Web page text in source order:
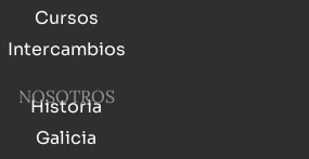
Cursos
Intercambios
NOSOTROS
Historia
Galicia